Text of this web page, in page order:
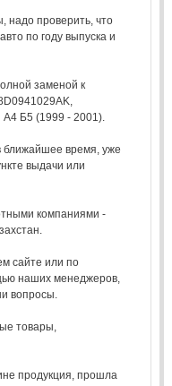
надо проверить, что
по году выпуска и
заменой к
Б5 (1999 - 2001).
ближайшее время, уже
выдачи или
компаниями -
сайте или по
наших менеджеров,
вопросы.
товары,
продукция, прошла